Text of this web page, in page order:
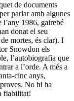
de documents
parlar amb algunes
l’any 1986, gairebé
donat el seu
mortes, és clar). I
Snowdon els
l’autobiografia que
a l’orde. A més a
cinc anys,
proves. No hi ha
fiabilitat!